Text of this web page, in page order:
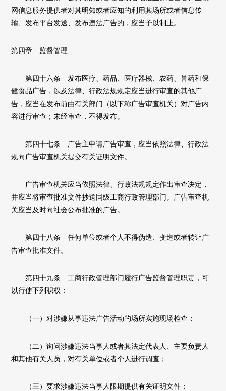
网信息服务提供者对其明知或者应知的利用其场所或者信息传
输、发布平台发送、发布违法广告的，应当予以制止。
第四章 监督管理
第四十六条 发布医疗、药品、医疗器械、农药、兽药和保
健食品广告，以及法律、行政法规规定应当进行审查的其他广
告，应当在发布前由有关部门（以下称广告审查机关）对广告内
容进行审查；未经审查，不得发布。
第四十七条 广告主申请广告审查，应当依照法律、行政法
规向广告审查机关提交有关证明文件。
广告审查机关应当依照法律、行政法规规定作出审查决定，
并应当将审查批准文件抄送同级工商行政管理部门。广告审查机
关应当及时向社会公布批准的广告。
第四十八条 任何单位或者个人不得伪造、变造或者转让广
告审查批准文件。
第四十九条 工商行政管理部门履行广告监督管理职责，可
以行使下列职权：
（一）对涉嫌从事违法广告活动的场所实施现场检查；
（二）询问涉嫌违法当事人或者其法定代表人、主要负责人
和其他有关人员，对有关单位或者个人进行调查；
（三）要求涉嫌违法当事人限期提供有关证明文件；